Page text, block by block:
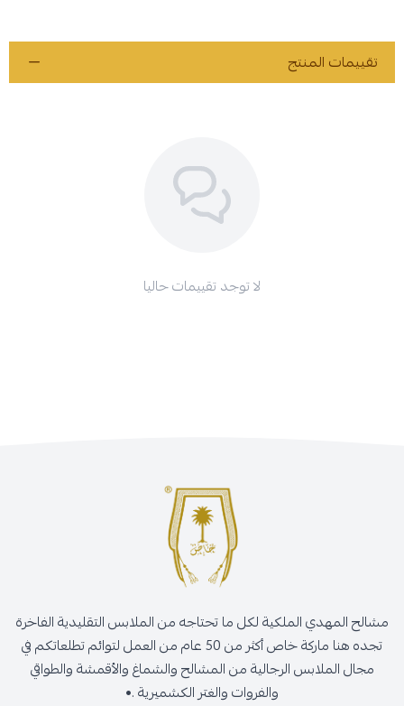
تقييمات المنتج
لا توجد تقييمات حاليا
مشالح المهدي الملكية لكل ما تحتاجه من الملابس التقليدية الفاخرة
تجده هنا ماركة خاص أكثر من 50 عام من العمل لتوائم تطلعاتكم في
مجال الملابس الرجالية من المشالح والشماغ والأقمشة والطواقي
والفروات والغتر الكشميرية .•